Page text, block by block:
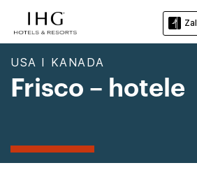
USA I KANADA
Frisco – hotele